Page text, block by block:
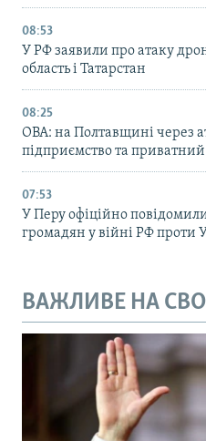
08:53
У РФ заявили про атаку
область і Татарстан
08:25
ОВА: на Полтавщині через
підприємство та
07:53
У Перу офіційно повідомили
громадян у війні РФ проти
ВАЖЛИВЕ НА